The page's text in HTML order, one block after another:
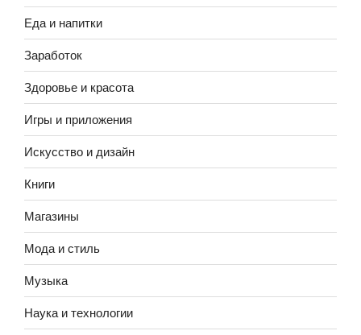
Еда и напитки
Заработок
Здоровье и красота
Игры и приложения
Искусство и дизайн
Книги
Магазины
Мода и стиль
Музыка
Наука и технологии